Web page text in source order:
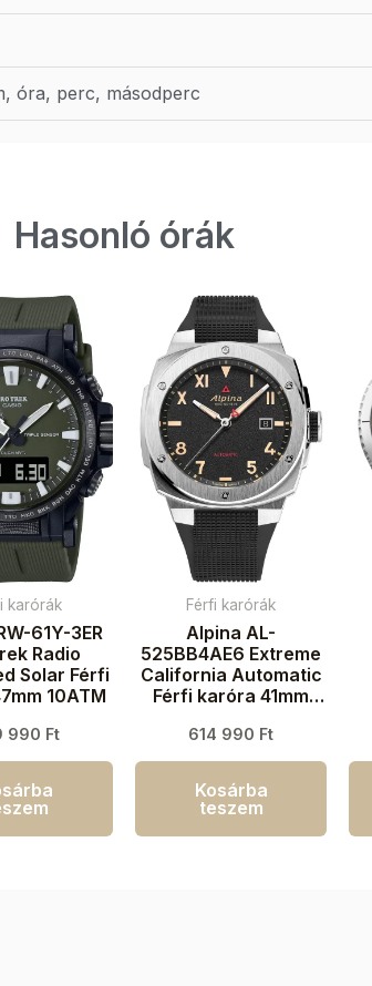
óra, perc, másodperc
Hasonló órák
karórák
61Y-3ER
Radio
Solar Férfi
10ATM
990 Ft
Férfi karórák
Alpina AL-
525BB4AE6 Extreme
California Automatic
Férfi karóra 41mm
614 990 Ft
Kosárba
teszem